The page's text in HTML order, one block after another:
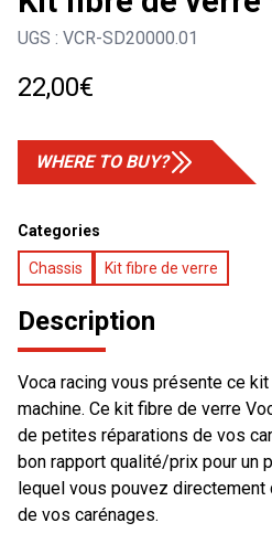
UGS : VCR-SD20000.01
22,00€
WHERE TO BUY?
Categories
Chassis Kit fibre de verre
Description
Voca racing vous présente ce
machine. Ce kit fibre de verre
de petites réparations de vos
bon rapport qualité/prix pour un
lequel vous pouvez directement
de vos carénages.